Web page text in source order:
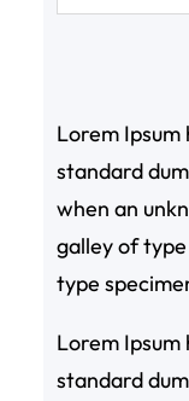
Lorem Ipsum
standard
when an
galley of
type
Lorem Ipsum
standard